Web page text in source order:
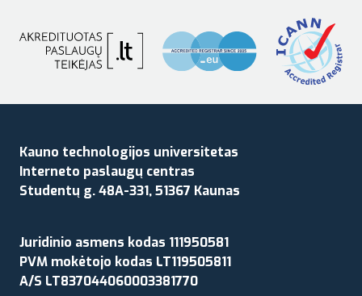
Kauno technologijos universitetas
Interneto paslaugų centras
Studentų g. 48A-331, 51367 Kaunas
Juridinio asmens kodas 111950581
PVM mokėtojo kodas LT119505811
A/S LT837044060003381770